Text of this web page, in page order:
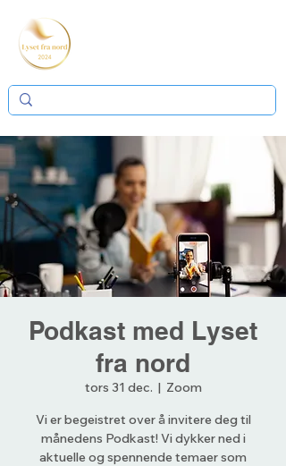
Podkast med Lyset
fra nord
tors 31 dec.
  |
Zoom
Vi er begeistret over å invitere deg til
månedens Podkast! Vi dykker ned i
aktuelle og spennende temaer som